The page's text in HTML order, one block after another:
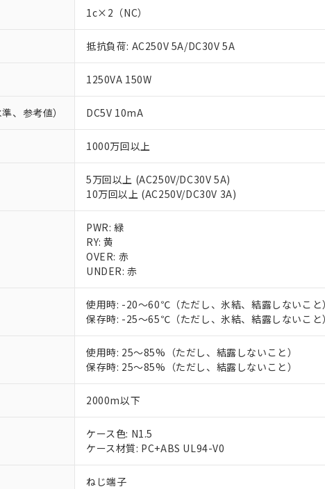
1c×2（NC）
抵抗負荷: AC250V 5A/DC30V 5A
1250VA 150W
、参考値） DC5V 10mA
1000万回以上
5万回以上 (AC250V/DC30V 5A)
10万回以上 (AC250V/DC30V 3A)
PWR: 緑
RY: 黄
OVER: 赤
UNDER: 赤
使用時: -20～60℃（ただし、氷結、結露しないこと）
保存時: -25～65℃（ただし、氷結、結露しないこと）
使用時: 25～85%（ただし、結露しないこと）
保存時: 25～85%（ただし、結露しないこと）
2000m以下
ケース色: N1.5
ケース材質: PC+ABS UL94-V0
ねじ端子
ご利用条件
以下の条件をお読みいただき、同意のうえご利用ください。
本サービスは、当社制御機器事業取扱商品の当社在庫状況お
当社制御機器事業取扱商品の中には、本サービスの対象外と
在庫状況および標準価格照会結果は、記載している更新日時
のであり、閲覧された時点での実際の在庫および標準価格と
正式な納期状況および標準価格はお客様のお取引先、または
当社販売員にご相談ください。
オムロン制御機器販売店や当社販売拠点は「
在庫状況および標準価格結果を当社の事前の承諾なく第三者
マイパーツ機能（部品リスト作成サービス）をご利用いただ
お客様が当ウェブサイト上で当社にご登録された部品リスト
が、当社の製品・サービスに関するお客様との取引・商談に
※当社の共同利用者とは、"個人情報の共同利用に関して"
いる法人を指します。
対応済み：EU RoHS指令（10物質）の非含有に対応した製品が
対応予定：EU RoHS指令（10物質）の非含有に対応した製品に切
対応予定なし：EU RoHS指令（10物質）の非含有に非対応の商品
調査・確認中：EU RoHS指令（10物質）の非含有の対応状況を調
非該当品：ライセンス料など無形物で、有害物質有無と関係のない
仕入先様の事情により、非含有部品としていたものが、含有品と判
があります。
鉛(Pb) 1000ppm以下、 水銀(Hg) 1000ppm以下、 カドミウム(Cd) 100ppm以下、
六価クロム(Cr(Ⅵ)) 1000ppm以下、ポリ臭化ビフェニル類(PBB) 1000ppm以下、ポリ
フタル酸ビス(2-エチルヘキシル) (DEHP)(別名：DOP) 1000ppm以下、フタル酸ブチ
ル（DBP） 1000ppm以下、フタル酸ジイソブチル (DIBP) 1000ppm以下
※2 対応予定月
部品在庫の切り替え状況などにより、予定月が前後することがあり
※3 非含有証明書ダウンロード
下記の非含有証明書をダウンロードすることができます。
EU RoHS指令（10物質）の非含有証明書
51物質の非含有証明書（当社基準）
※本証明書は発行日時点で非含有を証明するもので、過去に遡って
また、RoHS指令のフタル酸エステル類４物質の対応では、対応
混在することから備考欄に対応日を記載しておりました。
既に当社にて対応品への在庫切替を完了していることから、特段
※1 中国RoHS○×表
「×」：最大均質材料含有率が中国RoHSの基準値を超えていること
「－」：未確認です。当社販売部門へお問い合わせください。
*中国RoHS10物質の基準値 (GB/T26572)：
Cr(Ⅵ)(六価クロム) : 1000ppm、 PBBs(ポリ臭化ビフェニル類) : 1000ppm、 PBDEs(ポ
DBP(フタル酸ジブチル) : 1000ppm、 DIBP(フタル酸ジイソブチル) : 1000ppm、 BBP(
DEHP(フタル酸ビス(2-エチルヘキシル)) : 1000ppm
※2 環境保護使用期限
「ｅ」：有害物質（10物質）のすべてが基準値以下であることを示
「10」：通常の使用状況下において有害物質が外部に漏えいし、
「－」：未確認です。当社販売部門へお問い合わせください。
などの必要な手続きをとります。
当社は規制貨物を破棄する場合は、完全に破砕するなど、違
当社は貴社製品を、核兵器、ミサイル、化学兵器、生物兵器
置等に一切使用いたしません。
当社は、貴社製品を第三者に販売する場合は、上記1、2およ
また当社は、販売先および販売に係わる関係者が違法に輸出
たしません。
合意する
一定数以上の在庫あり
一定数には満たないが在庫あり
在庫なし(最新の在庫状況については、お客様のお取引先
機器販売店・当社販売員にご確認ください)
受注生産機種、また在庫状況の情報を公開していない機種